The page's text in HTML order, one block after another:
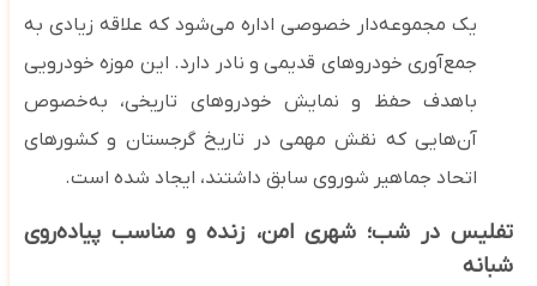
یک مجموعه‌دار خصوصی اداره می‌شود که علاقه‌ زیادی به
جمع‌آوری خودروهای قدیمی و نادر دارد. این موزه خودرویی
باهدف حفظ و نمایش خودروهای تاریخی، به‌خصوص
آن‌هایی که نقش مهمی در تاریخ گرجستان و کشورهای
اتحاد جماهیر شوروی سابق داشتند، ایجاد شده است.
تفلیس در شب؛ شهری امن، زنده و مناسب پیاده‌روی
شبانه